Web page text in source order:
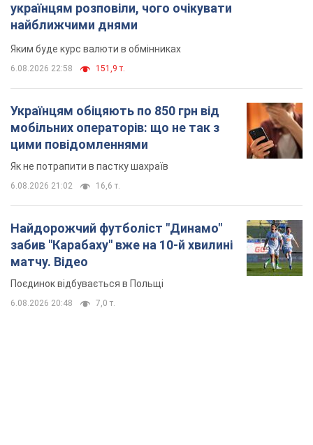
українцям розповіли, чого очікувати
найближчими днями
Яким буде курс валюти в обмінниках
6.08.2026 22:58 151,9 т.
Українцям обіцяють по 850 грн від
мобільних операторів: що не так з
цими повідомленнями
Як не потрапити в пастку шахраїв
6.08.2026 21:02 16,6 т.
Найдорожчий футболіст "Динамо"
забив "Карабаху" вже на 10-й хвилині
матчу. Відео
Поєдинок відбувається в Польщі
6.08.2026 20:48 7,0 т.